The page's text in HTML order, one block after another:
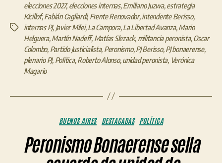
Etiquetas
elecciones 2027,elecciones internas,Emiliano Juzwa,estrategia
Kicillof,Fabián Cagliardi, Frente Renovador,intendente Berisso,
internas PJ, Javier Milei,La Campora,La Libertad Avanza,Mario
Helguera,Martín Nadeff, Matías Slezack, militancia peronista,Oscar
Colombo, Partido Justicialista, Peronismo,PJ Berisso,PJ bonaerense,
plenario PJ, Política,Roberto Alonso,unidad peronista, Verónica
Magario
Categorías
BUENOS AIRES DESTACADAS POLÍTICA
Peronismo Bonaerense sella